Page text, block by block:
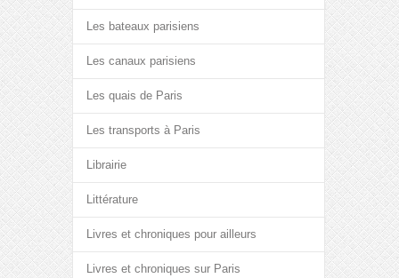
Les bateaux parisiens
Les canaux parisiens
Les quais de Paris
Les transports à Paris
Librairie
Littérature
Livres et chroniques pour ailleurs
Livres et chroniques sur Paris